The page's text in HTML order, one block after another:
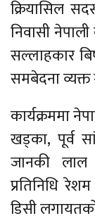
क्रियासिल
निवासी
सल्लाहकार
समबेदना व्यक्त
कार्यक्रममा
खड्का, पूर्व
जानकी लाल
प्रतिनिधि
डिसी